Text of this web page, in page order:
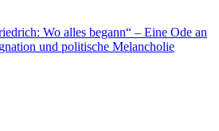
Wo alles begann“ – Eine Ode an
und politische Melancholie